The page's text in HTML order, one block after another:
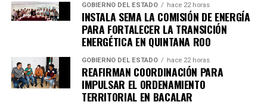
GOBIERNO DEL ESTADO hace 22 horas
INSTALA SEMA LA COMISIÓN DE ENERGÍA
PARA FORTALECER LA TRANSICIÓN
ENERGÉTICA EN QUINTANA ROO
GOBIERNO DEL ESTADO hace 22 horas
REAFIRMAN COORDINACIÓN PARA
IMPULSAR EL ORDENAMIENTO
TERRITORIAL EN BACALAR